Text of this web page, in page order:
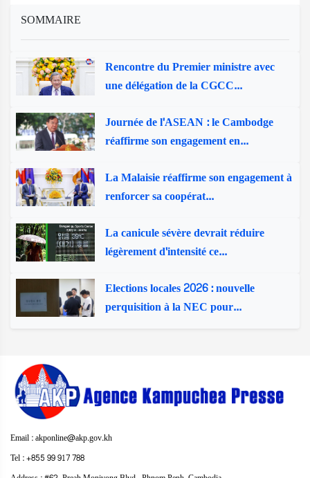
SOMMAIRE
Rencontre du Premier ministre avec
une délégation de la CGCC...
Journée de l'ASEAN : le Cambodge
réaffirme son engagement en...
La Malaisie réaffirme son engagement à
renforcer sa coopérat...
La canicule sévère devrait réduire
légèrement d'intensité ce...
Elections locales 2026 : nouvelle
perquisition à la NEC pour...
Email : akponline@akp.gov.kh
Tel : +855 99 917 788